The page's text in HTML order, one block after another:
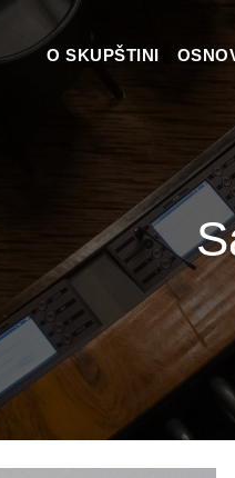
O SKUPŠTINI